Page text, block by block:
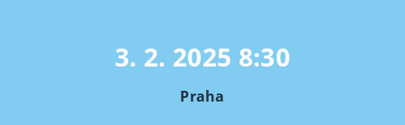
3. 2. 2025 8:30
Praha